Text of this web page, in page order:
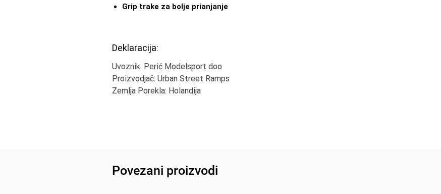
Grip trake za bolje prianjanje
Deklaracija:
Uvoznik: Perić Modelsport doo
Proizvodjač: Urban Street Ramps
Zemlja Porekla: Holandija
Povezani proizvodi